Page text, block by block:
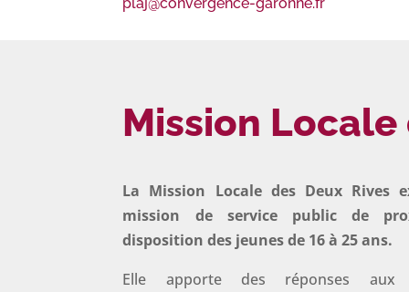
Mission Locale
La Mission Locale des Deux Rives
mission de service public de
disposition des jeunes de 16 à 25 ans.
Elle apporte des réponses aux